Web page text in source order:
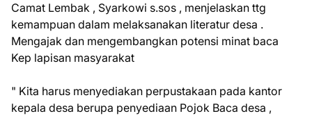
Camat Lembak , Syarkowi s.sos , menjelaskan ttg
kemampuan dalam melaksanakan literatur desa .
Mengajak dan mengembangkan potensi minat baca
Kep lapisan masyarakat
" Kita harus menyediakan perpustakaan pada kantor
kepala desa berupa penyediaan Pojok Baca desa ,